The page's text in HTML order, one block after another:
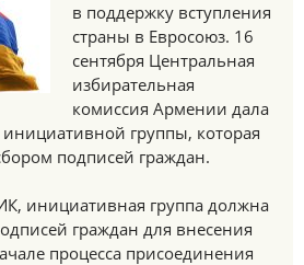
в поддержку вступления
страны в Евросоюз. 16
сентября Центральная
избирательная
комиссия Армении дала
группы, которая
подписей граждан.
инициативная группа должна
граждан для внесения
процесса присоединения